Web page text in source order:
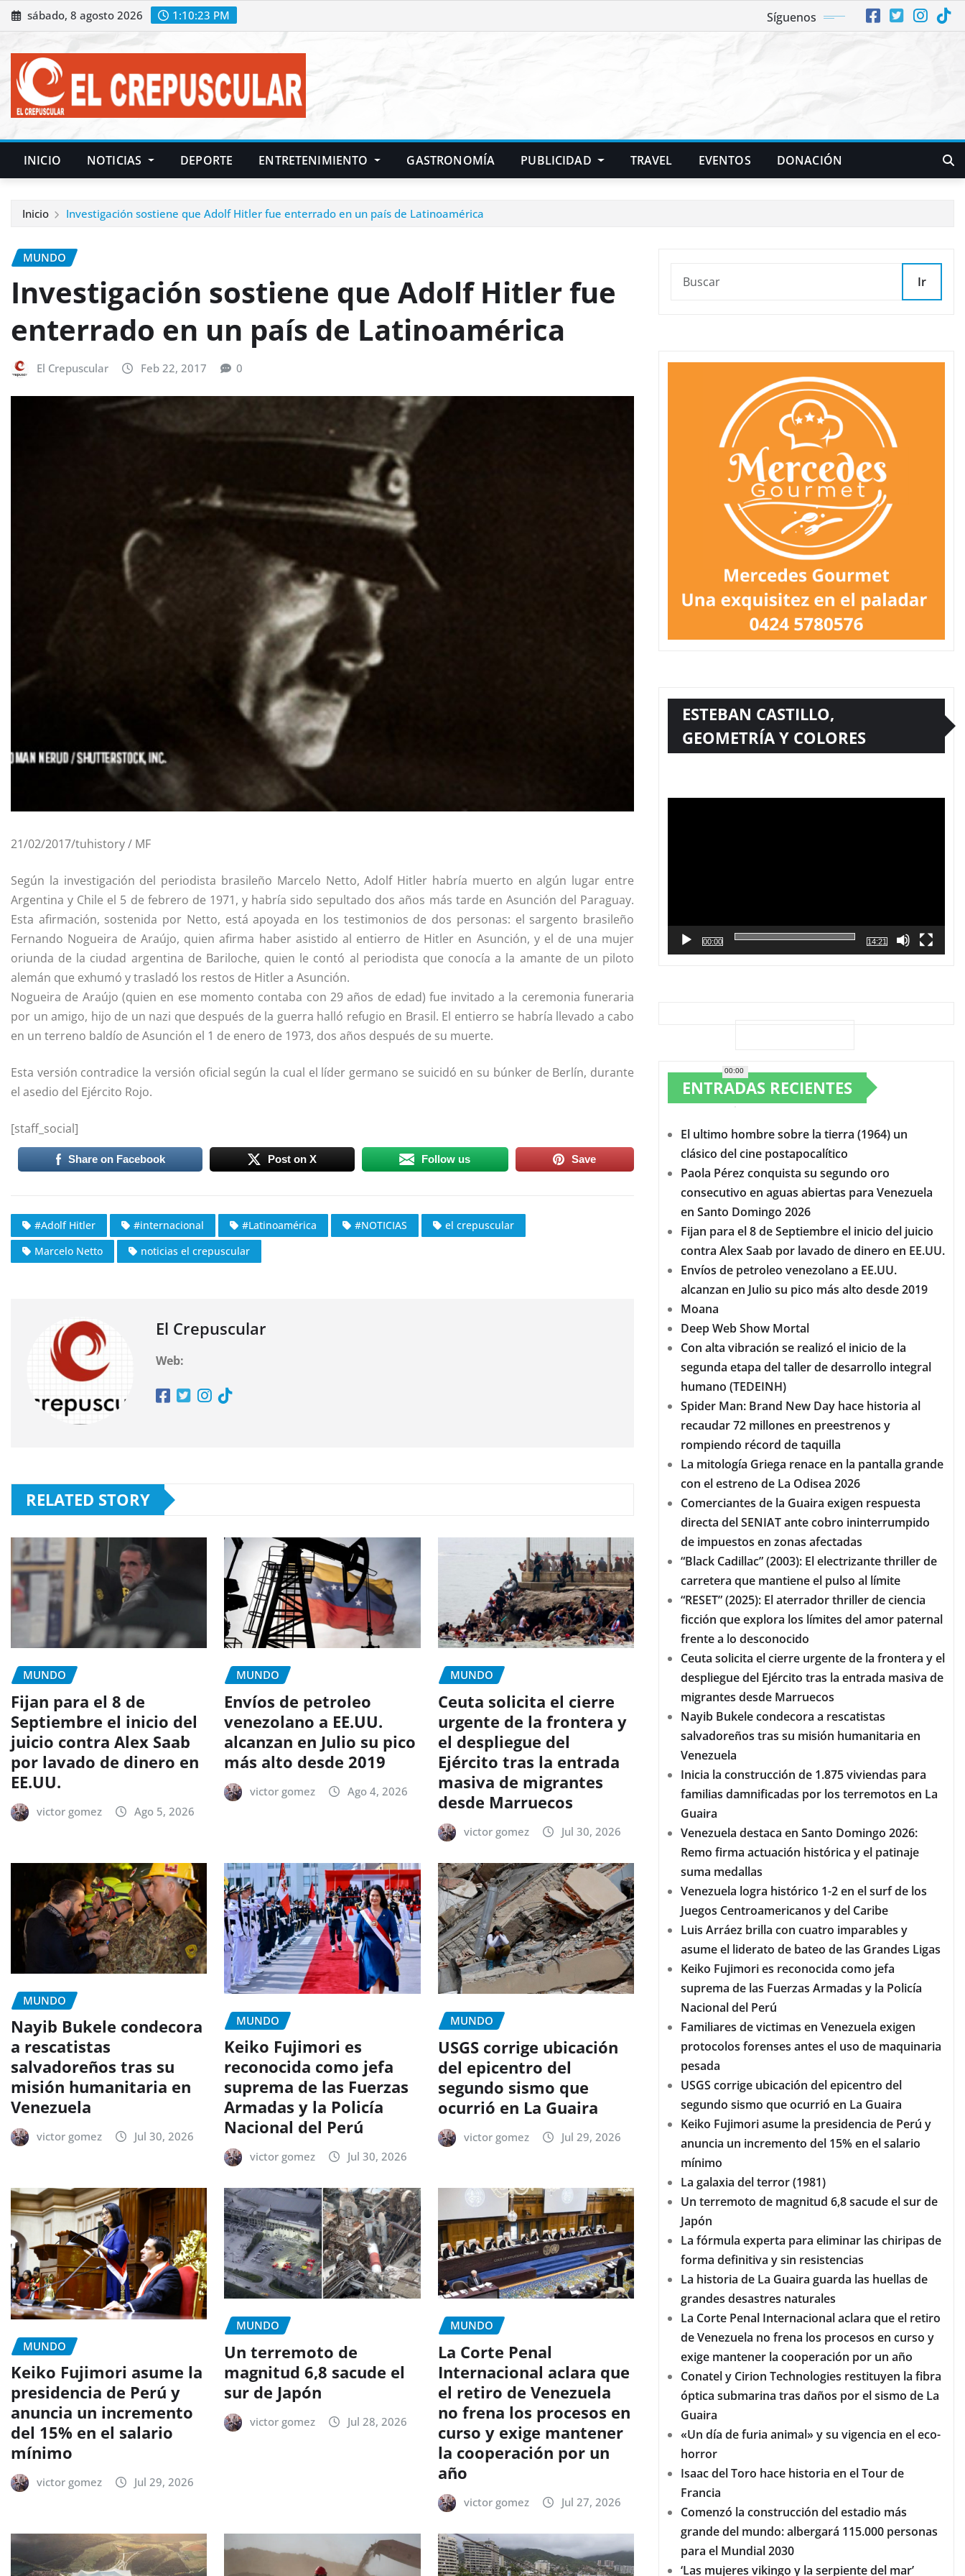
Saltar
al
sábado, 8 agosto 2026 1:10:25 PM Síguenos
INICIO NOTICIAS DEPORTE ENTRETENIMIENTO GASTRONOMÍA PUBLICIDAD TRAVEL EVENTOS DONACIÓN
Inicio Investigación sostiene que Adolf Hitler fue enterrado en un país de Latinoamérica
MUNDO
Investigación sostiene que Adolf Hitler fue
enterrado en un país de Latinoamérica
El Crepuscular Feb 22, 2017 0
21/02/2017/tuhistory / MF
Según la investigación del periodista brasileño Marcelo Netto, Adolf Hitler habría muerto en algún lugar entre
Argentina y Chile el 5 de febrero de 1971, y habría sido sepultado dos años más tarde en Asunción del Paraguay.
Esta afirmación, sostenida por Netto, está apoyada en los testimonios de dos personas: el sargento brasileño
Fernando Nogueira de Araújo, quien afirma haber asistido al entierro de Hitler en Asunción, y el de una mujer
oriunda de la ciudad argentina de Bariloche, quien le contó al periodista que conocía a la amante de un piloto
alemán que exhumó y trasladó los restos de Hitler a Asunción.
Nogueira de Araújo (quien en ese momento contaba con 29 años de edad) fue invitado a la ceremonia funeraria
por un amigo, hijo de un nazi que después de la guerra halló refugio en Brasil. El entierro se habría llevado a cabo
en un terreno baldío de Asunción el 1 de enero de 1973, dos años después de su muerte.
Esta versión contradice la versión oficial según la cual el líder germano se suicidó en su búnker de Berlín, durante
el asedio del Ejército Rojo.
[staff_social]
Share on Facebook Post on X Follow us Save
#Adolf Hitler #internacional #Latinoamérica #NOTICIAS
el crepuscular
Marcelo Netto
noticias el crepuscular
El Crepuscular
Web:
RELATED STORY
MUNDO
Fijan para el 8 de
Septiembre el inicio del
juicio contra Alex Saab
por lavado de dinero en
EE.UU.
victor gomez Ago 5, 2026
MUNDO
Envíos de petroleo
venezolano a EE.UU.
alcanzan en Julio su pico
más alto desde 2019
victor gomez Ago 4, 2026
MUNDO
Ceuta solicita el cierre
urgente de la frontera y
el despliegue del
Ejército tras la entrada
masiva de migrantes
desde Marruecos
victor gomez Jul 30, 2026
MUNDO
Nayib Bukele condecora
a rescatistas
salvadoreños tras su
misión humanitaria en
Venezuela
victor gomez Jul 30, 2026
MUNDO
Keiko Fujimori es
reconocida como jefa
suprema de las Fuerzas
Armadas y la Policía
Nacional del Perú
victor gomez Jul 30, 2026
MUNDO
USGS corrige ubicación
del epicentro del
segundo sismo que
ocurrió en La Guaira
victor gomez Jul 29, 2026
MUNDO
Keiko Fujimori asume la
presidencia de Perú y
anuncia un incremento
del 15% en el salario
mínimo
victor gomez Jul 29, 2026
MUNDO
Un terremoto de
magnitud 6,8 sacude el
sur de Japón
victor gomez Jul 28, 2026
MUNDO
La Corte Penal
Internacional aclara que
el retiro de Venezuela
no frena los procesos en
curso y exige mantener
la cooperación por un
año
victor gomez Jul 27, 2026
Ir
ESTEBAN CASTILLO,
GEOMETRÍA Y COLORES
Reproductor
00:00
ENTRADAS RECIENTES
El ultimo hombre sobre la tierra (1964) un
clásico del cine postapocalítico
Paola Pérez conquista su segundo oro
consecutivo en aguas abiertas para Venezuela
en Santo Domingo 2026
Fijan para el 8 de Septiembre el inicio del juicio
contra Alex Saab por lavado de dinero en EE.UU.
Envíos de petroleo venezolano a EE.UU.
alcanzan en Julio su pico más alto desde 2019
Moana
Deep Web Show Mortal
Con alta vibración se realizó el inicio de la
segunda etapa del taller de desarrollo integral
humano (TEDEINH)
Spider Man: Brand New Day hace historia al
recaudar 72 millones en preestrenos y
rompiendo récord de taquilla
La mitología Griega renace en la pantalla grande
con el estreno de La Odisea 2026
Comerciantes de la Guaira exigen respuesta
directa del SENIAT ante cobro ininterrumpido
de impuestos en zonas afectadas
“Black Cadillac” (2003): El electrizante thriller de
carretera que mantiene el pulso al límite
“RESET” (2025): El aterrador thriller de ciencia
ficción que explora los límites del amor paternal
frente a lo desconocido
Ceuta solicita el cierre urgente de la frontera y el
despliegue del Ejército tras la entrada masiva de
migrantes desde Marruecos
Nayib Bukele condecora a rescatistas
salvadoreños tras su misión humanitaria en
Venezuela
Inicia la construcción de 1.875 viviendas para
familias damnificadas por los terremotos en La
Guaira
Venezuela destaca en Santo Domingo 2026:
Remo firma actuación histórica y el patinaje
suma medallas
Venezuela logra histórico 1-2 en el surf de los
Juegos Centroamericanos y del Caribe
Luis Arráez brilla con cuatro imparables y
asume el liderato de bateo de las Grandes Ligas
Keiko Fujimori es reconocida como jefa
suprema de las Fuerzas Armadas y la Policía
Nacional del Perú
Familiares de victimas en Venezuela exigen
protocolos forenses antes el uso de maquinaria
pesada
USGS corrige ubicación del epicentro del
segundo sismo que ocurrió en La Guaira
Keiko Fujimori asume la presidencia de Perú y
anuncia un incremento del 15% en el salario
mínimo
La galaxia del terror (1981)
Un terremoto de magnitud 6,8 sacude el sur de
Japón
La fórmula experta para eliminar las chiripas de
forma definitiva y sin resistencias
La historia de La Guaira guarda las huellas de
grandes desastres naturales
La Corte Penal Internacional aclara que el retiro
de Venezuela no frena los procesos en curso y
exige mantener la cooperación por un año
Conatel y Cirion Technologies restituyen la fibra
óptica submarina tras daños por el sismo de La
Guaira
«Un día de furia animal» y su vigencia en el eco-
horror
Isaac del Toro hace historia en el Tour de
Francia
Comenzó la construcción del estadio más
grande del mundo: albergará 115.000 personas
para el Mundial 2030